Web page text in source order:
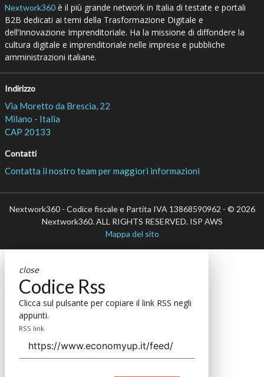
Nextwork360è il più grande network in Italia di testate e portali
B2B dedicati ai temi della Trasformazione Digitale e
dell’Innovazione Imprenditoriale. Ha la missione di diffondere la
cultura digitale e imprenditoriale nelle imprese e pubbliche
amministrazioni italiane.
Indirizzo
Via Moretto da Brescia, 22
Milano - Italia
CAP 20133
Contatti
Contatta il nostro team per maggiori informazioni
Nextwork360 - Codice fiscale e Partita IVA 13868590962 - © 2026
Nextwork360. ALL RIGHTS RESERVED. ISP AWS
Mappa del sito
close
Codice Rss
Clicca sul pulsante per copiare il link RSS negli
appunti.
RSS link